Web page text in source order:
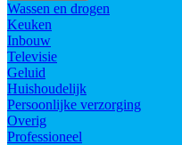
Wassen en drogen
Keuken
Inbouw
Televisie
Geluid
Huishoudelijk
Persoonlijke verzorging
Overig
Professioneel